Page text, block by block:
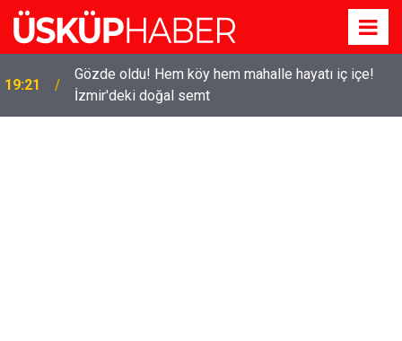
19:21
Gözde oldu! Hem köy hem mahalle hayatı iç içe!
İzmir'deki doğal semt